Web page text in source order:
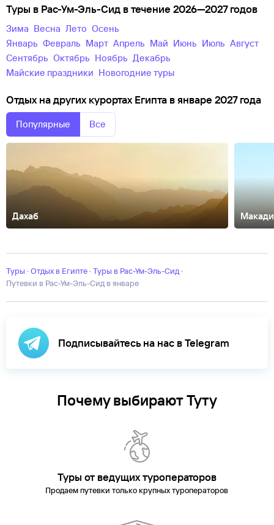
Туры в Рас-Ум-Эль-Сид в течение 2026—2027 годов
зима весна лето
осень
Январь
Февраль Март Апрель Май Июнь Июль
Август
Сентябрь
Октябрь Ноябрь
Декабрь
майские праздники
новогодние туры
Отдых на других курортах Египта в январе 2027 года
Популярные Все
Дахаб
Туры · Отдых в Египте · Туры в Рас-Ум-Эль-Сид ·
Путевки в Рас-Ум-Эль-Сид в январе
Подписывайтесь на нас в Telegram
Почему выбирают Туту
Туры от ведущих туроператоров
Продаем путевки только крупных туроператоров